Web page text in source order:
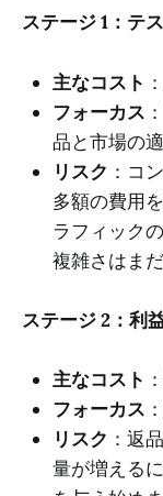
ステージ 1：テ
主なコスト
フォーカス
品と市場の
リスク ：コ
多額の費用
ラフィック
複雑さはま
ステージ 2：利
主なコスト
フォーカス
リスク ：返
量が増える